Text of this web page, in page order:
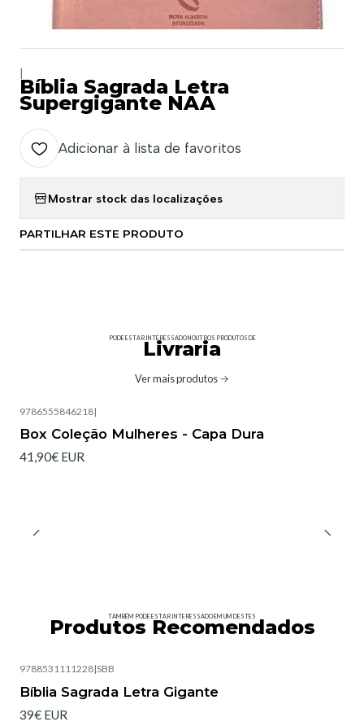
Bíblia Sagrada Letra
Supergigante NAA
Adicionar à lista de favoritos
Mostrar stock das localizações
PARTILHAR ESTE PRODUTO
PODE ESTAR INTERESSADO NOUTROS PRODUTOS DE
Livraria
Ver mais produtos
9786555846218|
Box Coleção Mulheres - Capa Dura
41,90€ EUR
TAMBÉM PODE ESTAR INTERESSADO EM UM DESTES
Produtos Recomendados
9788531111228|SBB
Bíblia Sagrada Letra Gigante
39€ EUR